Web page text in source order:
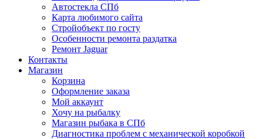
Автостекла СПб
Карта любимого сайта
Стройобъект по госту
Особенности ремонта раздатка
Ремонт Jaguar
Контакты
Магазин
Корзина
Оформление заказа
Мой аккаунт
Хочу на рыбалку
Магазин рыбака в СПб
Диагностика проблем с механической коробкой